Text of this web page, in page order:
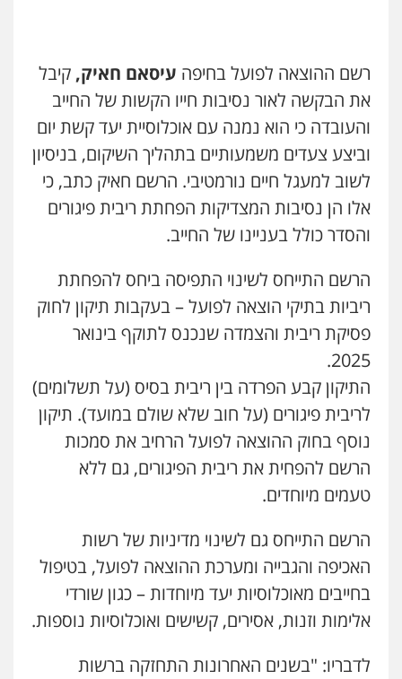
רשם ההוצאה לפועל בחיפה עיסאם חאיק, קיבל
את הבקשה לאור נסיבות חייו הקשות של החייב
והעובדה כי הוא נמנה עם אוכלוסיית יעד קשת יום
וביצע צעדים משמעותיים בתהליך השיקום, בניסיון
לשוב למעגל חיים נורמטיבי. הרשם חאיק כתב, כי
אלו הן נסיבות המצדיקות הפחתת ריבית פיגורים
והסדר כולל בעניינו של החייב.
הרשם התייחס לשינוי התפיסה ביחס להפחתת
ריביות בתיקי הוצאה לפועל – בעקבות תיקון לחוק
פסיקת ריבית והצמדה שנכנס לתוקף בינואר
2025.
התיקון קבע הפרדה בין ריבית בסיס (על תשלומים)
לריבית פיגורים (על חוב שלא שולם במועד). תיקון
נוסף בחוק ההוצאה לפועל הרחיב את סמכות
הרשם להפחית את ריבית הפיגורים, גם ללא
טעמים מיוחדים.
הרשם התייחס גם לשינוי מדיניות של רשות
האכיפה והגבייה ומערכת ההוצאה לפועל, בטיפול
בחייבים מאוכלוסיות יעד מיוחדות – כגון שורדי
אלימות וזנות, אסירים, קשישים ואוכלוסיות נוספות.
לדבריו: "בשנים האחרונות התחזקה ברשות